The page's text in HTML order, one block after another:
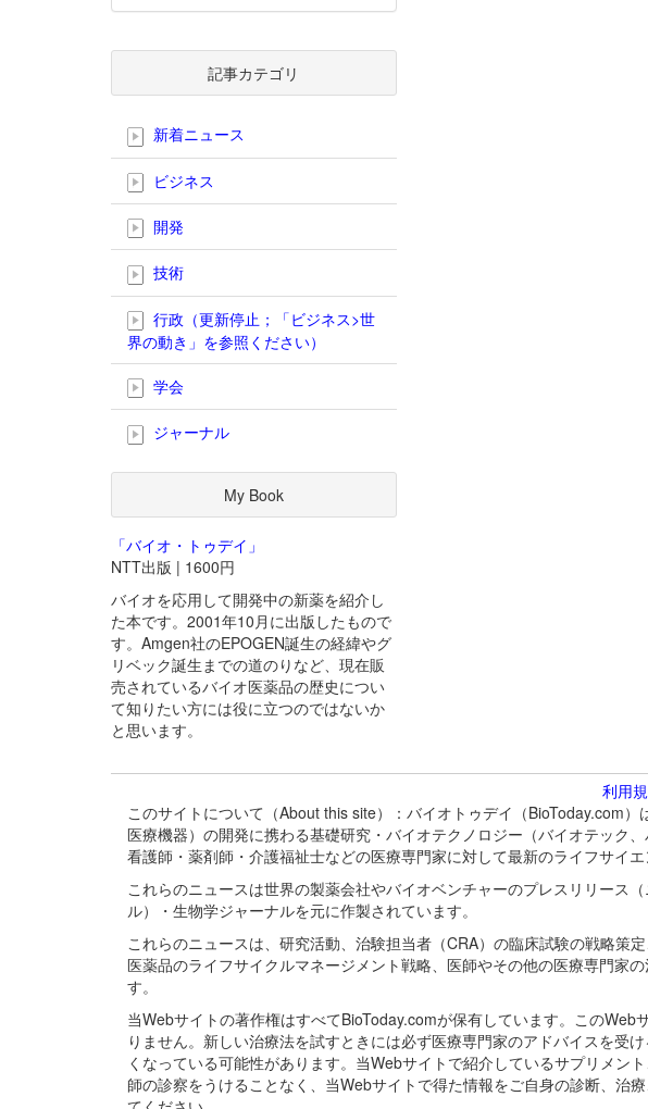
記事カテゴリ
新着ニュース
ビジネス
開発
技術
行政（更新停止；「ビジネス>世
界の動き」を参照ください）
学会
ジャーナル
My Book
「バイオ・トゥデイ」
NTT出版 | 1600円
バイオを応用して開発中の新薬を紹介し
た本です。2001年10月に出版したもので
す。Amgen社のEPOGEN誕生の経緯やグ
リベック誕生までの道のりなど、現在販
売されているバイオ医薬品の歴史につい
て知りたい方には役に立つのではないか
と思います。
利用
このサイトについて（About this site）：バイオトゥデイ（BioToday.com
医療機器）の開発に携わる基礎研究・バイオテクノロジー（バイオテック
看護師・薬剤師・介護福祉士などの医療専門家に対して最新のライフサイ
これらのニュースは世界の製薬会社やバイオベンチャーのプレスリリース
ル）・生物学ジャーナルを元に作製されています。
これらのニュースは、研究活動、治験担当者（CRA）の臨床試験の戦略
医薬品のライフサイクルマネージメント戦略、医師やその他の医療専門家
す。
当Webサイトの著作権はすべてBioToday.comが保有しています。この
りません。新しい治療法を試すときには必ず医療専門家のアドバイスを受
くなっている可能性があります。当Webサイトで紹介しているサプリメ
師の診察をうけることなく、当Webサイトで得た情報をご自身の診断、治